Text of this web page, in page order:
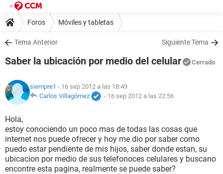
Foros Móviles y tabletas
Tema Anterior Siguiente Tema
Saber la ubicación por medio del celular Cerrado
siempre1 - 16 sep 2012 a las 18:49
Carlos Villagómez
- 16 sep 2012 a las 22:56
Hola,
estoy conociendo un poco mas de todas las cosas que
internet nos puede ofrecer y hoy me dio por saber como
puedo estar pendiente de mis hijos, saber donde estan, su
ubicacion por medio de sus telefonoces celulares y buscano
encontre esta pagina, realmente se puede saber?